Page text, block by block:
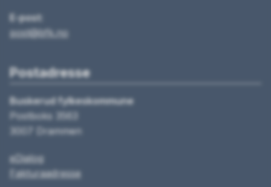
E-post:
post@bfk.no
Postadresse
Buskerud fylkeskommune
Postboks 3563
3007 Drammen
eDialog
Fakturaadresse